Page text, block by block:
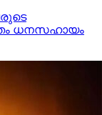
ധനസഹായം